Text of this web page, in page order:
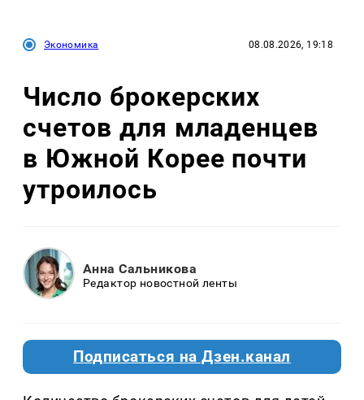
Экономика 08.08.2026, 19:18
Число брокерских
счетов для младенцев
в Южной Корее почти
утроилось
Анна Сальникова
Редактор новостной ленты
Подписаться на Дзен.канал